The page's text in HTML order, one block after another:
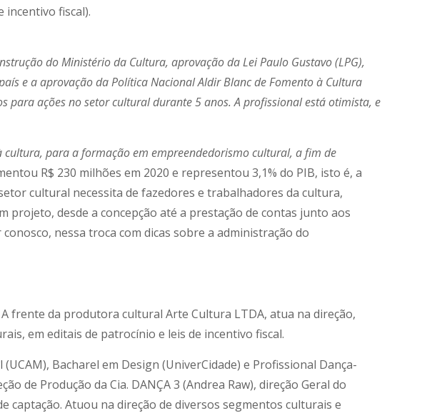
fiscal).
do Ministério da Cultura, aprovação da Lei Paulo Gustavo (LPG),
e a aprovação da Política Nacional Aldir Blanc de Fomento à Cultura
para ações no setor cultural durante 5 anos. A profissional está otimista, e
para a formação em empreendedorismo cultural, a fim de
R$ 230 milhões em 2020 e representou 3,1% do PIB, isto é, a
cultural necessita de fazedores e trabalhadores da cultura,
projeto, desde a concepção até a prestação de contas junto aos
nessa troca com dicas sobre a administração do
frente da produtora cultural Arte Cultura LTDA, atua na direção,
em editais de patrocínio e leis de incentivo fiscal.
Bacharel em Design (UniverCidade) e Profissional Dança-
de Produção da Cia. DANÇA 3 (Andrea Raw), direção Geral do
captação. Atuou na direção de diversos segmentos culturais e